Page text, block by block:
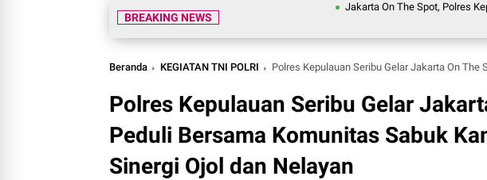
BREAKING NEWS
Jakarta On The Spot, Polres Kepulauan
Beranda KEGIATAN TNI POLRI Polres Kepulauan Seribu Gelar Jakarta On The Spot Jumat Peduli
Polres Kepulauan Seribu Gelar
Peduli Bersama Komunitas Sabuk
Sinergi Ojol dan Nelayan